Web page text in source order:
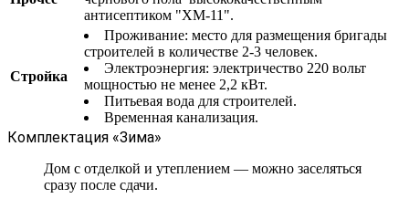
антисептиком "ХМ-11".
Стройка
Проживание: место для размещения бригады
строителей в количестве 2-3 человек.
Электроэнергия: электричество 220 вольт
мощностью не менее 2,2 кВт.
Питьевая вода для строителей.
Временная канализация.
Комплектация «Зима»
Дом с отделкой и утеплением — можно заселяться
сразу после сдачи.